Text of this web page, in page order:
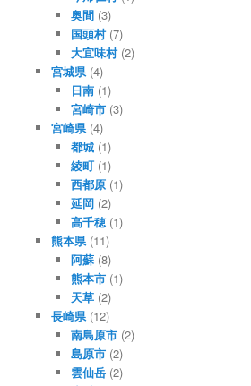
奥間 (3)
国頭村(7)
大宜味村(2)
宮城県(4)
日南 (1)
宮崎市 (3)
宮崎県(4)
都城 (1)
綾町 (1)
西都原 (1)
延岡 (2)
高千穂 (1)
熊本県(11)
阿蘇 (8)
熊本市 (1)
天草 (2)
長崎県(12)
南島原市 (2)
島原市 (2)
雲仙岳 (2)